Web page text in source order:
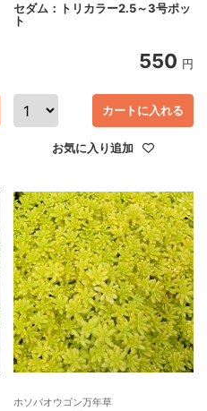
セダム：トリカラー2.5～3号ポッ
ト
550 円
お気に入り追加
カートに入れる
ホソバオウゴン万年草